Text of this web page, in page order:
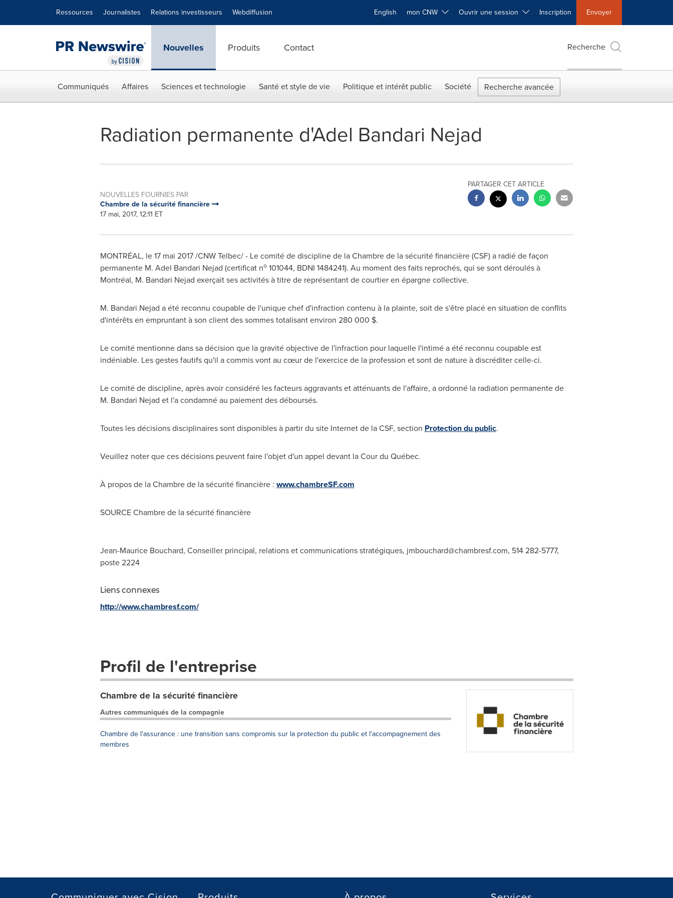
Ressources Journalistes Relations investisseurs Webdiffusion English mon CNW Ouvrir une session Inscription Envoyer
Nouvelles Produits Contact Recherche
Communiqués Affaires Sciences et technologie Santé et style de vie Politique et intérêt public Société Recherche avancée
Radiation permanente d'Adel Bandari Nejad
NOUVELLES FOURNIES PAR
Chambre de la sécurité financière
17 mai, 2017, 12:11 ET
PARTAGER CET ARTICLE
MONTRÉAL, le 17 mai 2017 /CNW Telbec/ - Le comité de discipline de laChambre de lasécurité financière (CSF) a radié de façon
permanente M. Adel Bandari Nejad (certificat no101044, BDNI 1484241). Au moment des faits reprochés, qui se sont déroulés à
Montréal, M. Bandari Nejad exerçait ses activités à titre de représentant de courtier en épargne collective.
M. Bandari Nejad a été reconnu coupable de l'unique chef d'infraction contenu à la plainte, soit de s'être placé en situation de conflits
d'intérêts en empruntant à son client des sommes totalisant environ 280 000 $.
Le comité mentionne dans sa décision que la gravité objective de l'infraction pour laquelle l'intimé a été reconnu coupable est
indéniable. Les gestes fautifs qu'il a commis vont au cœur de l'exercice de la profession et sont de nature à discréditer celle-ci.
Le comité de discipline, après avoir considéré les facteurs aggravants et atténuants de l'affaire, a ordonné la radiation permanente de
M. Bandari Nejad et l'a condamné au paiement des déboursés.
Toutes les décisions disciplinaires sont disponibles à partir du site Internet de la CSF, section Protection du public.
Veuillez noter que ces décisions peuvent faire l'objet d'un appel devant la Cour du Québec.
À propos de laChambre de lasécurité financière : www.chambreSF.com
SOURCEChambre de lasécurité financière
Jean-Maurice Bouchard, Conseiller principal, relations et communications stratégiques, jmbouchard@chambresf.com, 514 282-5777,
poste 2224
Liens connexes
http://www.chambresf.com/
Profil de l'entreprise
Chambre de la sécurité financière
Autres communiqués de la compagnie
Chambre de l'assurance : une transition sans compromis sur la protection du public et l'accompagnement des
membres